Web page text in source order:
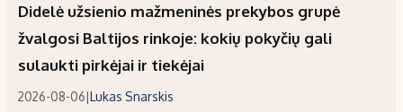
Didelė užsienio mažmeninės prekybos grupė
žvalgosi Baltijos rinkoje: kokių pokyčių gali
sulaukti pirkėjai ir tiekėjai
2026-08-06|Lukas Snarskis